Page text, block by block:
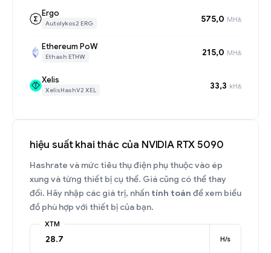
Ergo
Autolykos2 ERG 575,0 MH/s
Ethereum PoW
Ethash ETHW 215,0 MH/s
Xelis
XelisHashV2 XEL 33,3 kH/s
hiệu suất khai thác của NVIDIA RTX 5090
Hashrate và mức tiêu thụ điện phụ thuộc vào ép
xung và từng thiết bị cụ thể. Giá cũng có thể thay
đổi. Hãy nhập các giá trị, nhấn tính toán để xem biểu
đồ phù hợp với thiết bị của bạn.
XTM
H/s